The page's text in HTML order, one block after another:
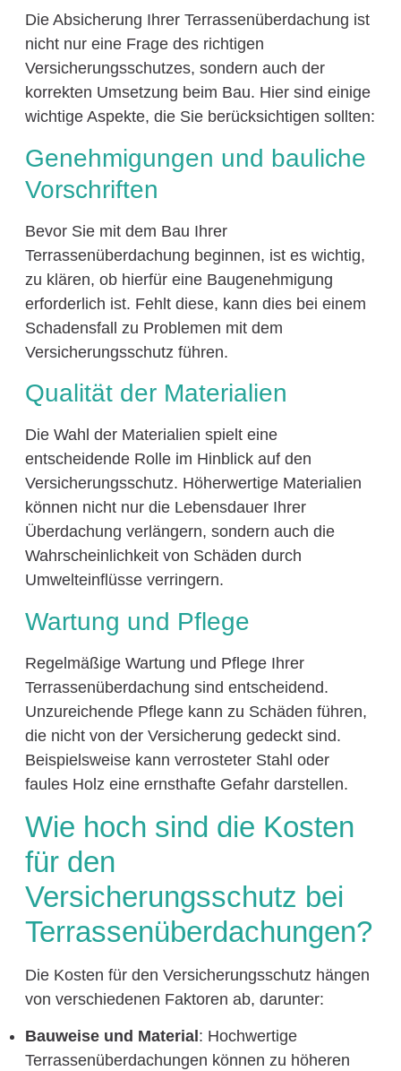
Die Absicherung Ihrer Terrassenüberdachung ist
nicht nur eine Frage des richtigen
Versicherungsschutzes, sondern auch der
korrekten Umsetzung beim Bau. Hier sind einige
wichtige Aspekte, die Sie berücksichtigen sollten:
Genehmigungen und bauliche
Vorschriften
Bevor Sie mit dem Bau Ihrer
Terrassenüberdachung beginnen, ist es wichtig,
zu klären, ob hierfür eine Baugenehmigung
erforderlich ist. Fehlt diese, kann dies bei einem
Schadensfall zu Problemen mit dem
Versicherungsschutz führen.
Qualität der Materialien
Die Wahl der Materialien spielt eine
entscheidende Rolle im Hinblick auf den
Versicherungsschutz. Höherwertige Materialien
können nicht nur die Lebensdauer Ihrer
Überdachung verlängern, sondern auch die
Wahrscheinlichkeit von Schäden durch
Umwelteinflüsse verringern.
Wartung und Pflege
Regelmäßige Wartung und Pflege Ihrer
Terrassenüberdachung sind entscheidend.
Unzureichende Pflege kann zu Schäden führen,
die nicht von der Versicherung gedeckt sind.
Beispielsweise kann verrosteter Stahl oder
faules Holz eine ernsthafte Gefahr darstellen.
Wie hoch sind die Kosten
für den
Versicherungsschutz bei
Terrassenüberdachungen?
Die Kosten für den Versicherungsschutz hängen
von verschiedenen Faktoren ab, darunter:
Bauweise und Material : Hochwertige
Terrassenüberdachungen können zu höheren